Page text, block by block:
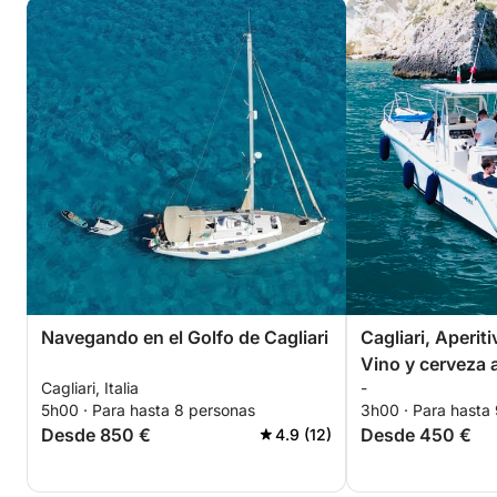
Navegando en el Golfo de Cagliari
Cagliari, Italia
5h00 · Para hasta 8 personas
Desde 850 € 4.9 (12)
Cagliari,
Vino y cerveza
-
3h00 · Para
Desde 450 €